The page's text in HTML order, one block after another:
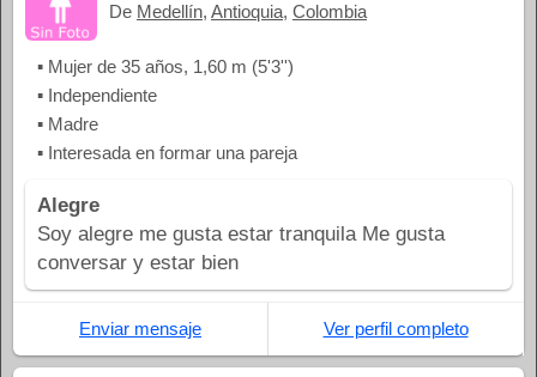
De Medellín, Antioquia, Colombia
▪ Mujer de 35 años, 1,60 m (5'3'')
▪ Independiente
▪ Madre
▪ Interesada en formar una pareja
Alegre
Soy alegre me gusta estar tranquila Me gusta
conversar y estar bien
Enviar mensaje Ver perfil completo